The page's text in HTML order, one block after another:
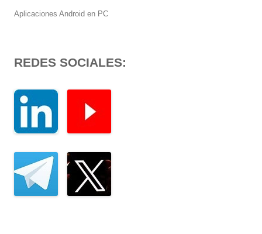
Aplicaciones Android en PC
REDES SOCIALES: